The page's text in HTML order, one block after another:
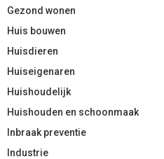
Gezond wonen
Huis bouwen
Huisdieren
Huiseigenaren
Huishoudelijk
Huishouden en schoonmaak
Inbraak preventie
Industrie